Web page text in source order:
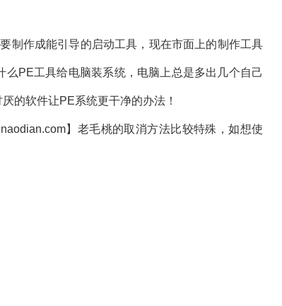
制作成能引导的启动工具，现在市面上的制作工具
PE工具给电脑装系统，电脑上总是多出几个自己
的软件让PE系统更干净的办法！
】老毛桃的取消方法比较特殊，如想使